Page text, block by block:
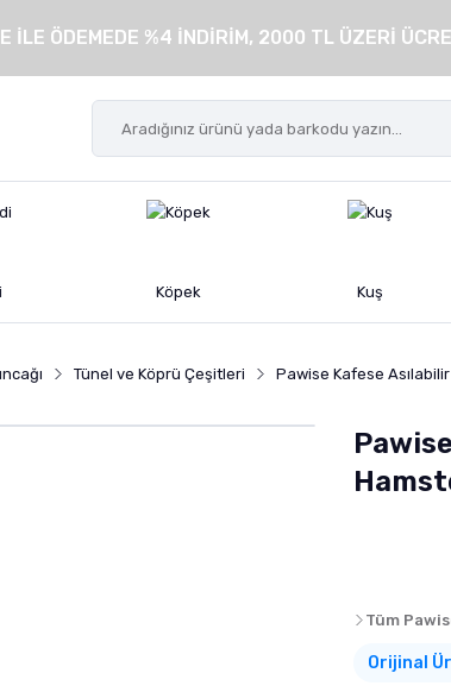
İLE ÖDEMEDE %4 İNDİRİM, 2000 TL ÜZERİ
Köpek Kuş
Tünel ve Köprü Çeşitleri Pawise Kafese Asılabilir
Tüm
Orijinal